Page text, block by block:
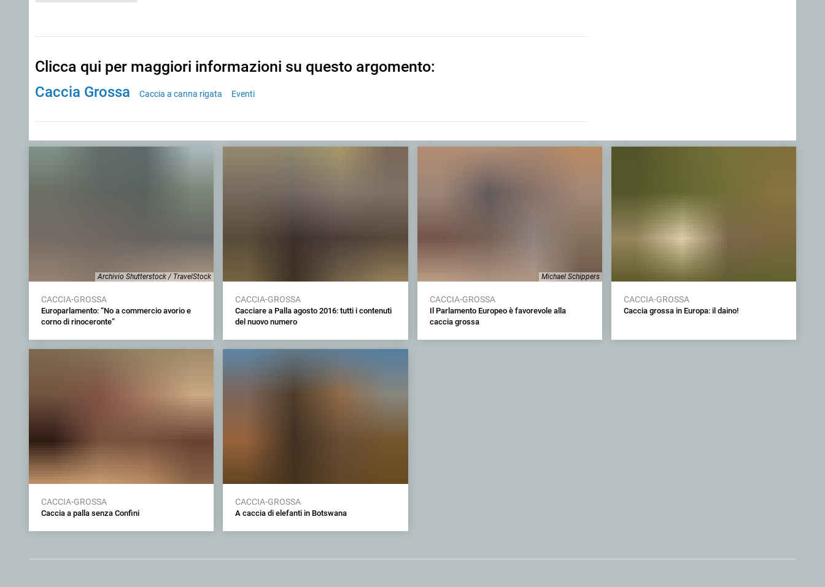
Clicca qui per maggiori informazioni su questo argomento:
Caccia Grossa Caccia a canna rigata Eventi
Archivio Shutterstock / TravelStock
CACCIA-GROSSA
Europarlamento: “No a commercio avorio e
corno di rinoceronte”
CACCIA-GROSSA
Cacciare a Palla agosto 2016: tutti i contenuti
del nuovo numero
Michael Schippers
CACCIA-GROSSA
Il Parlamento Europeo è favorevole alla
caccia grossa
CACCIA-GROSSA
Caccia grossa in Europa: il daino!
CACCIA-GROSSA
Caccia a palla senza Confini
CACCIA-GROSSA
A caccia di elefanti in Botswana